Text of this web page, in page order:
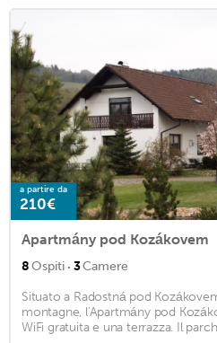
a partire da
210€
Apartmány pod Kozákovem
8Ospiti · 3Camere
Situato a Radostná pod
montagne, l'Apartmány pod
WiFi gratuita e una terrazza. Il